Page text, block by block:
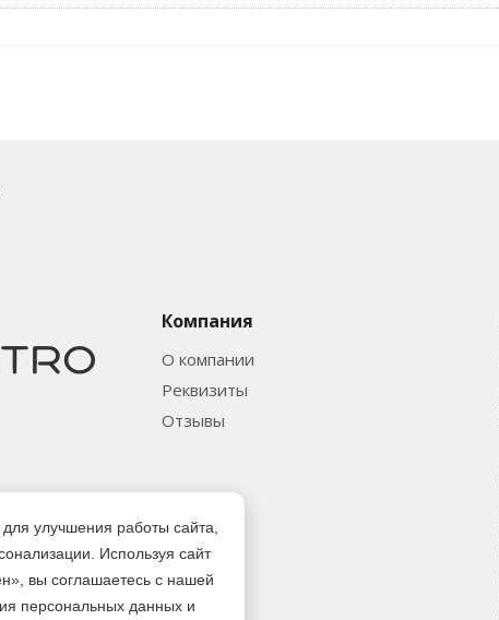
Компания
О компании
Реквизиты
Отзывы
улучшения работы сайта,
Используя сайт
вы соглашаетесь с нашей
персональных данных и